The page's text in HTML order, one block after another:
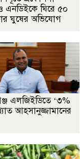
এনডিইকে ঘিরে ৫০
ঘুষের অভিযোগ
এলজিইডিতে ‘৩%
আহসানুজ্জামানের